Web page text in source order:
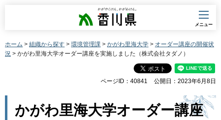
香川県
メニュー
ホーム > 組織から探す > 環境管理課 > かがわ里海大学 > オーダー講座の開催状
況 > かがわ里海大学オーダー講座を実施しました（株式会社タダノ）
ページID：40841 公開日：2023年6月8日
かがわ里海大学オーダー講座